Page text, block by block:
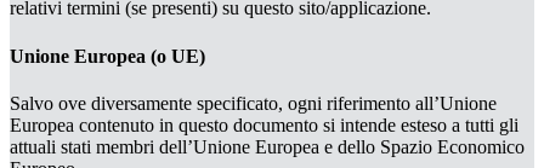
relativi termini (se presenti) su questo sito/applicazione.
Unione Europea (o UE)
Salvo ove diversamente specificato, ogni riferimento all’Unione
Europea contenuto in questo documento si intende esteso a tutti gli
attuali stati membri dell’Unione Europea e dello Spazio Economico